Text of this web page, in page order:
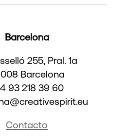
Barcelona
255, Pral. 1a
Barcelona
93 218 39 60
Contacto